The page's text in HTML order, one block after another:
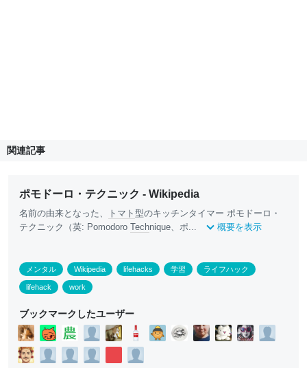
関連記事
ポモドーロ・テクニック - Wikipedia
名前の由来となった、 トマト 型のキッチンタイマー ポモドーロ・
テクニック（英: Pomodoro Technique、ポ... 概要を表示
メンタル Wikipedia lifehacks 学習 ライフハック
lifehack work
ブックマークしたユーザー